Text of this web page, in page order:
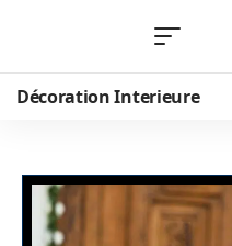
Décoration Interieure